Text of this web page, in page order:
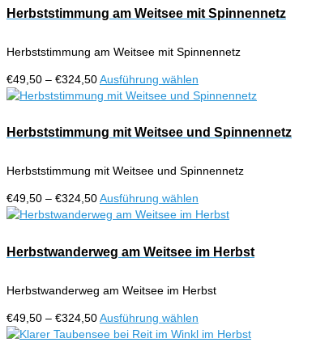
Produktseite
werden
€324,50
mehrere
Varianten
Die
können
auf
Produktseite
werden
Herbststimmung am Weitsee mit Spinnennetz
Herbststimmung am Weitsee mit Spinnennetz
€49,50 – €324,50Preisspanne:
€49,50
€324,50
Ausführung wählen
Produkt
mehrere
Varianten
Die
können
auf
Produktseite
werden
Herbststimmung mit Weitsee und Spinnennetz
Herbststimmung mit Weitsee und Spinnennetz
€49,50 – €324,50Preisspanne:
€49,50
Ausführung wählen
Produkt
mehrere
Varianten
Die
können
auf
Herbstwanderweg am Weitsee im Herbst
Herbstwanderweg am Weitsee im Herbst
€49,50 – €324,50Preisspanne:
€49,50
Ausführung wählen
Produkt